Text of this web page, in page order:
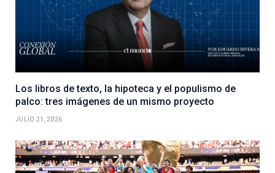
Los libros de texto, la hipoteca y el populismo de
palco: tres imágenes de un mismo proyecto
JULIO 21, 2026